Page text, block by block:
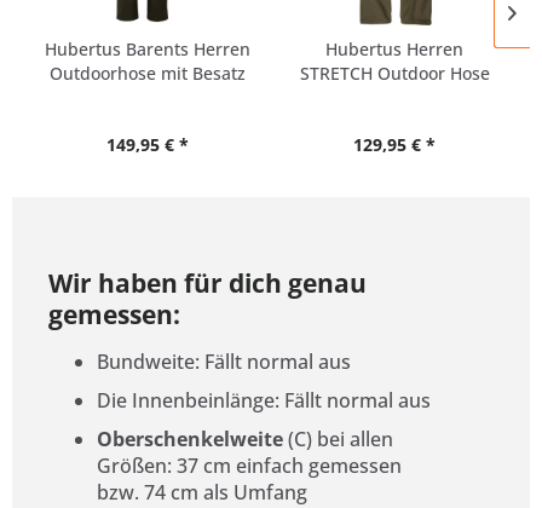
Hubertus Barents Herren
Outdoorhose mit Besatz
149,95 € *
Hubertus Herren
STRETCH Outdoor Hose
129,95 € *
Wir haben für dich genau
gemessen:
Bundweite: Fällt normal aus
Die Innenbeinlänge: Fällt normal aus
Oberschenkelweite(C) bei allen
Größen: 37 cm einfach gemessen
bzw. 74 cm als Umfang